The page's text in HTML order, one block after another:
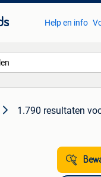
Help en info
1.790 resultaten